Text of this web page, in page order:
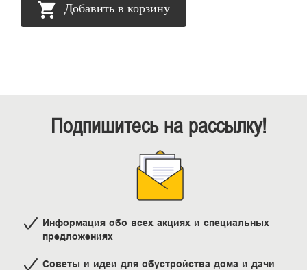
Добавить в корзину
Подпишитесь на рассылку!
Информация обо всех акциях и специальных
предложениях
Советы и идеи для обустройства дома и дачи